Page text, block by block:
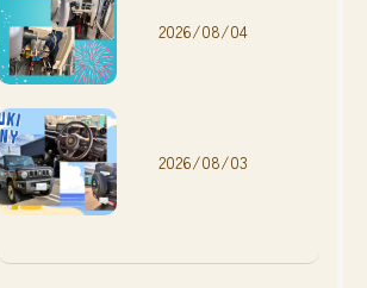
2026/08/04
2026/08/03